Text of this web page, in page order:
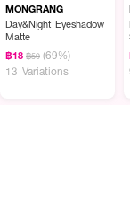
MONGRANG
Day&Night Eyeshadow
Matte
฿18 ฿59 (69%)
13 Variations